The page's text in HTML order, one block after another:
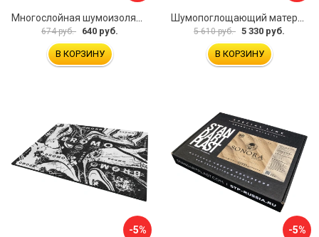
674 руб. 640 руб.
В КОРЗИНУ
5 610 руб. 5 330 руб.
В КОРЗИНУ
-5% -5%